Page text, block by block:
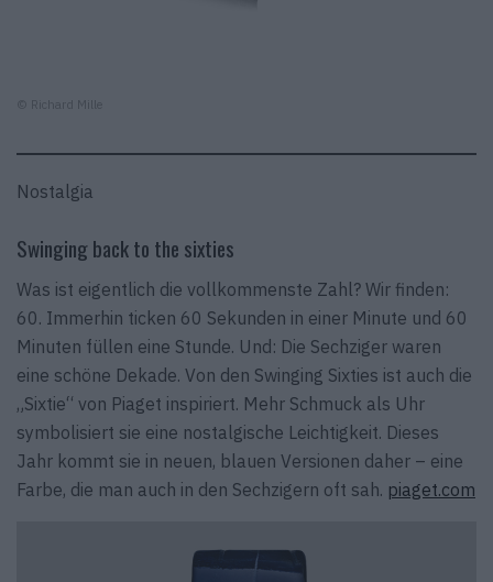
© Richard Mille
Nostalgia
Swinging back to the sixties
Was ist eigentlich die vollkommenste Zahl? Wir finden:
60. Immerhin ticken 60 Sekunden in einer Minute und 60
Minuten füllen eine Stunde. Und: Die Sechziger waren
eine schöne Dekade. Von den Swinging Sixties ist auch die
„Sixtie“ von Piaget inspiriert. Mehr Schmuck als Uhr
symbolisiert sie eine nostalgische Leichtigkeit. Dieses
Jahr kommt sie in neuen, blauen Versionen daher – eine
Farbe, die man auch in den Sechzigern oft sah. piaget.com